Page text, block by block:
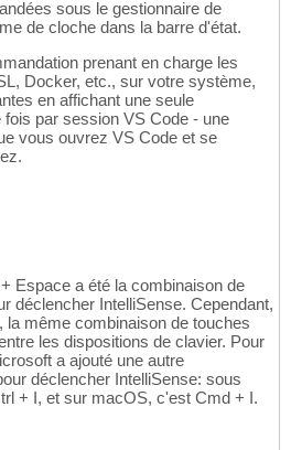
sous le gestionnaire de
de cloche dans la barre d'état.
prenant en charge les
Docker, etc., sur votre système,
en affichant une seule
par session VS Code - une
vous ouvrez VS Code et se
Espace a été la combinaison de
déclencher IntelliSense. Cependant,
même combinaison de touches
les dispositions de clavier. Pour
a ajouté une autre
déclencher IntelliSense: sous
+ I, et sur macOS, c'est Cmd + I.